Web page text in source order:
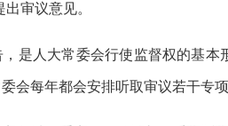
审议意见。
是人大常委会行使监督权的基
会每年都会安排听取审议若干专